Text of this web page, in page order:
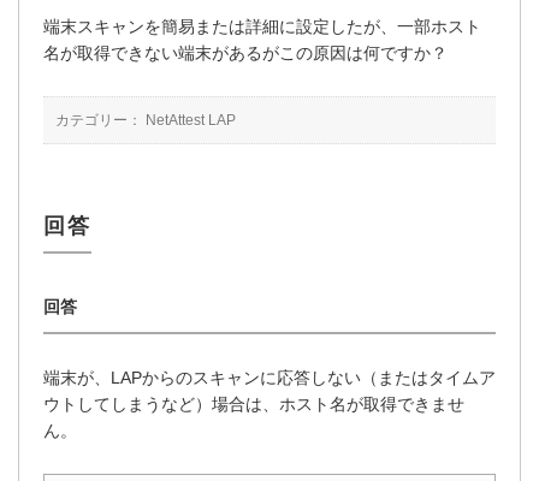
端末スキャンを簡易または詳細に設定したが、一部ホスト
名が取得できない端末があるがこの原因は何ですか？
カテゴリー： NetAttest LAP
端末が、LAPからのスキャンに応答しない（またはタイムア
ウトしてしまうなど）場合は、ホスト名が取得できませ
ん。